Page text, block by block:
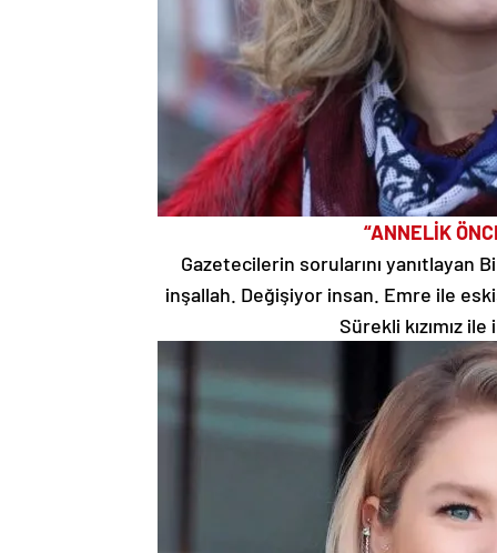
“ANNELİK
Gazetecilerin sorularını yanıtlayan
inşallah. Değişiyor insan. Emre ile
Sürekli kızımız